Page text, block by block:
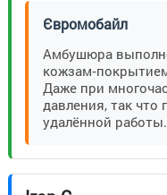
Євромобайл
Амбушюра
Даже при
давления, так что
удалённой работы.